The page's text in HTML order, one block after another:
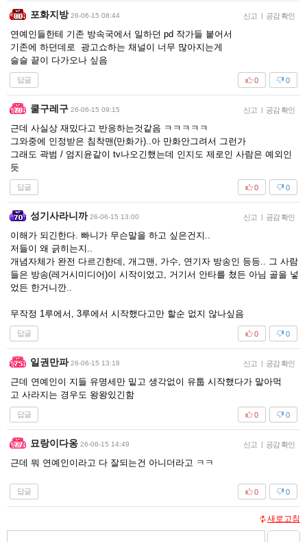
포화지방 26-06-15 08:44 신고 | 공감 확인
연예인들한테 기존 방속국에서 일하던 pd 작가들 붙어서
기존에 하던데로 광고쇼하는 채널이 너무 많아지는게
슬슬 끝이 다가오나 싶음
답글 0
0
쿨구레구 26-06-15 09:15 신고 | 공감 확인
근데 사실상 재밌다고 반응하는것같음 ㅋㅋㅋㅋㅋ
그와중에 인정받은 침착맨(만화가)..아 만화안그려서 그런가
그래도 곽범 / 엄지윤같이 tv나오긴했는데 인지도 제로인 사람은 예외인
듯
답글 0
0
성기사라니까 26-06-15 13:00 신고 | 공감 확인
이해가 되긴한다. 빠니가 무슨말을 하고 싶은건지..
저들이 왜 긁히는지..
개념자체가 완전 다르긴한데, 개그맨, 가수, 연기자 방송인 등등.. 그 사람
들은 방송(레거시미디어)이 시작이었고, 거기서 안타를 쳤든 아님 골을 넣
었든 한거니깐..
무작정 1루에서, 3루에서 시작했다고만 할순 없지 않나싶음
답글 0
0
일권만파 26-06-15 13:18 신고 | 공감 확인
근데 연예인이 지들 유명세만 밑고 생각없이 유툽 시작했다가 말아먹
고 사라지는 경우도 왕왕있긴함
답글 0
0
묘랑이다옹 26-06-15 14:49 신고 | 공감 확인
근데 뭐 연예인이라고 다 잘되는건 아니더라고 ㅋㅋ
답글 0
0
새로고침